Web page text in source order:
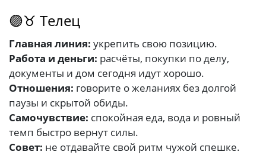
🟣♉ Телец
Главная линия: укрепить свою позицию.
Работа и деньги: расчёты, покупки по делу,
документы и дом сегодня идут хорошо.
Отношения: говорите о желаниях без долгой
паузы и скрытой обиды.
Самочувствие: спокойная еда, вода и ровный
темп быстро вернут силы.
Совет: не отдавайте свой ритм чужой спешке.